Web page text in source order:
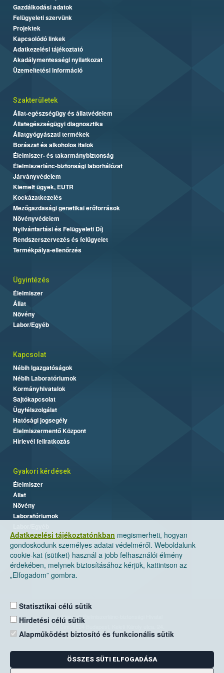
Adatkezelési tájékoztatónkban megismerheti, hogyan
gondoskodunk személyes adatai védelméről. Weboldalunk
cookie-kat (sütiket) használ a jobb felhasználói élmény
érdekében, melynek biztosításához kérjük, kattintson az
„Elfogadom” gombra.
Statisztikai célú sütik
Hirdetési célú sütik
Alapműködést biztosító és funkcionális sütik
ÖSSZES SÜTI ELFOGADÁSA
Gazdálkodási adatok
Felügyeleti szervünk
Projektek
Kapcsolódó linkek
Adatkezelési tájékoztató
Akadálymentességi nyilatkozat
Üzemeltetési információ
Szakterületek
Állat-egészségügy és állatvédelem
Állategészségügyi diagnosztika
Állatgyógyászati termékek
Borászat és alkoholos italok
Élelmiszer- és takarmánybiztonság
Élelmiszerlánc-biztonsági laborhálózat
Járványvédelem
Kiemelt ügyek, EUTR
Kockázatkezelés
Mezőgazdasági genetikai erőforrások
Növényvédelem
Nyilvántartási és Felügyeleti Díj
Rendszerszervezés és felügyelet
Termékpálya-ellenőrzés
Ügyintézés
Élelmiszer
Állat
Növény
Labor/Egyéb
Kapcsolat
Nébih Igazgatóságok
Nébih Laboratóriumok
Kormányhivatalok
Sajtókapcsolat
Ügyfélszolgálat
Hatósági jogsegély
Élelmiszermentő Központ
Hírlevél feliratkozás
Gyakori kérdések
Élelmiszer
Állat
Növény
Laboratóriumok
Nemzeti Élelmiszerlánc-biztonsági Hivatal
Levelezési cím: 1525 Budapest. Pf. 30.
E-mail:ugyfelszolgalat@nebih.gov.hu